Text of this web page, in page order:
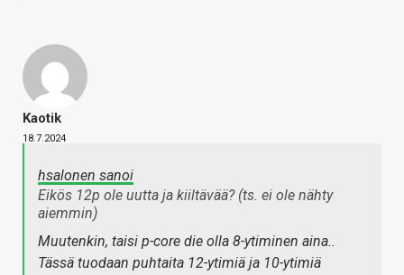
Kaotik
18.7.2024
hsalonen sanoi
Eikös 12p ole uutta ja kiiltävää? (ts. ei ole nähty
aiemmin)
Muutenkin, taisi p-core die olla 8-ytiminen aina..
Tässä tuodaan puhtaita 12-ytimiä ja 10-ytimiä